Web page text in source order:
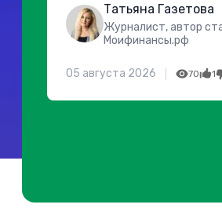
Татьяна Газетова
Журналист, автор
Моифинансы.рф
05 августа 2026 70 1